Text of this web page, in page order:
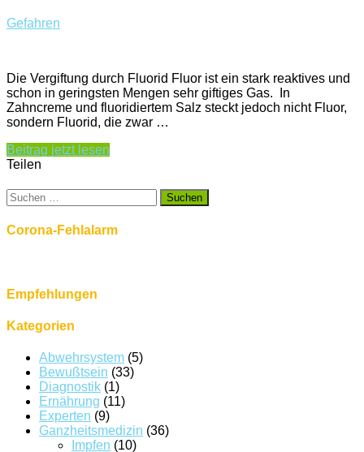
Gefahren
Die Vergiftung durch Fluorid Fluor ist ein stark reaktives und
schon in geringsten Mengen sehr giftiges Gas. In
Zahncreme und fluoridiertem Salz steckt jedoch nicht Fluor,
sondern Fluorid, die zwar …
Beitrag jetzt lesen
Teilen
Suchen
nach:
Corona-Fehlalarm
Empfehlungen
Kategorien
Abwehrsystem (5)
Bewußtsein (33)
Diagnostik (1)
Ernährung (11)
Experten (9)
Ganzheitsmedizin (36)
Impfen (10)